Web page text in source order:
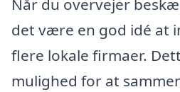
Når du overvejer
det være en god idé at
flere lokale firmaer.
mulighed for at